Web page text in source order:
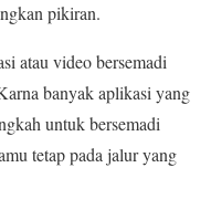
pikiran.
atau video bersemadi
banyak aplikasi yang
untuk bersemadi
tetap pada jalur yang